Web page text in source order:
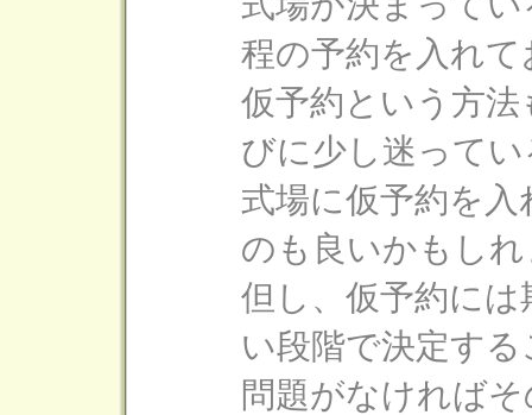
程の予約を入れ
仮予約という方
びに少し迷って
式場に仮予約を
のも良いかもし
但し、仮予約に
い段階で決定す
問題がなければ